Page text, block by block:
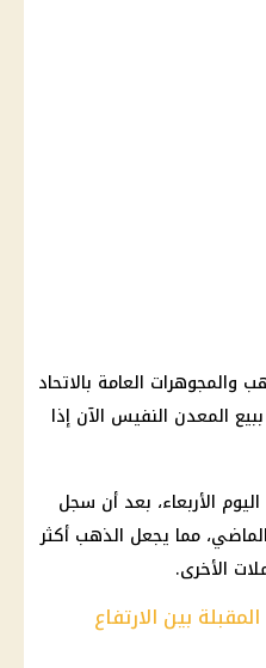
العامة بالاتحاد
المعدن النفيس الآن إذا
الأربعاء، بعد أن سجل
مما يجعل الذهب أكثر
الأخرى.
بين الارتفاع